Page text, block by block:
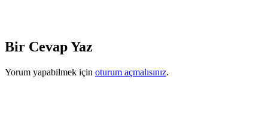
Bir Cevap Yaz
Yorum yapabilmek için oturum açmalısınız.